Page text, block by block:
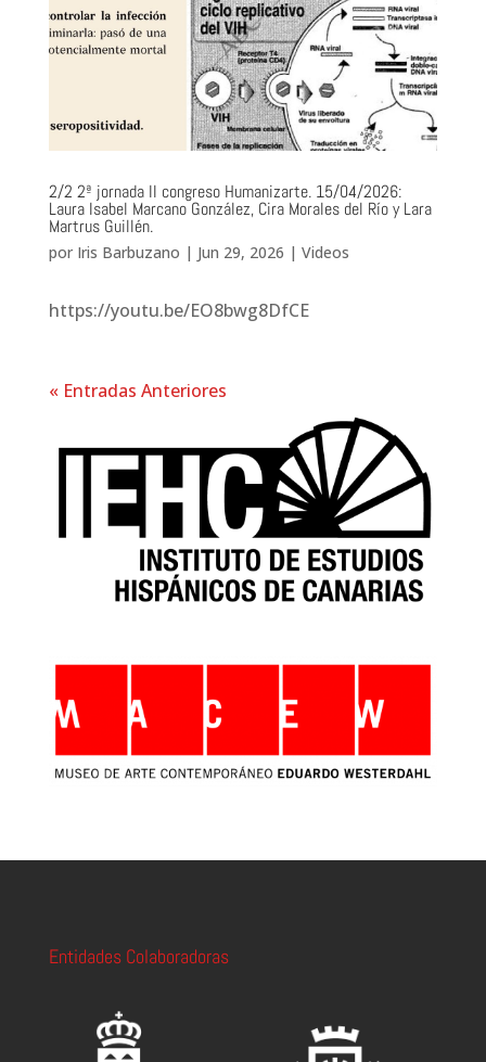
2/2 2ª jornada II congreso Humanizarte. 15/04/2026:
Laura Isabel Marcano González, Cira Morales del Río y Lara
Martrus Guillén.
por Iris Barbuzano | Jun 29, 2026 | Videos
https://youtu.be/EO8bwg8DfCE
« Entradas Anteriores
Entidades Colaboradoras